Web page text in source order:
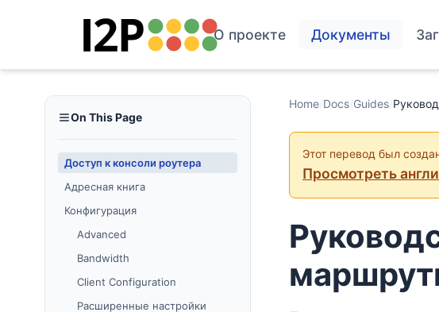
О проекте Документы
On This Page
Доступ к консоли роутера
Адресная книга
Конфигурация
Advanced
Bandwidth
Client Configuration
Расширенные настройки
Home/Docs/Guides/
Этот перевод был
Просмотреть